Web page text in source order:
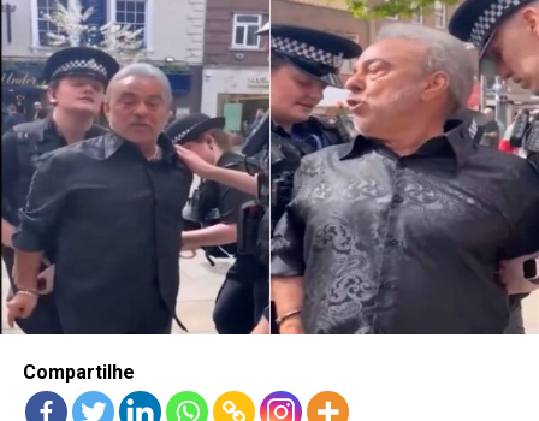
Compartilhe